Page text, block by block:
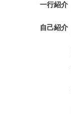
一行紹介
自己紹介